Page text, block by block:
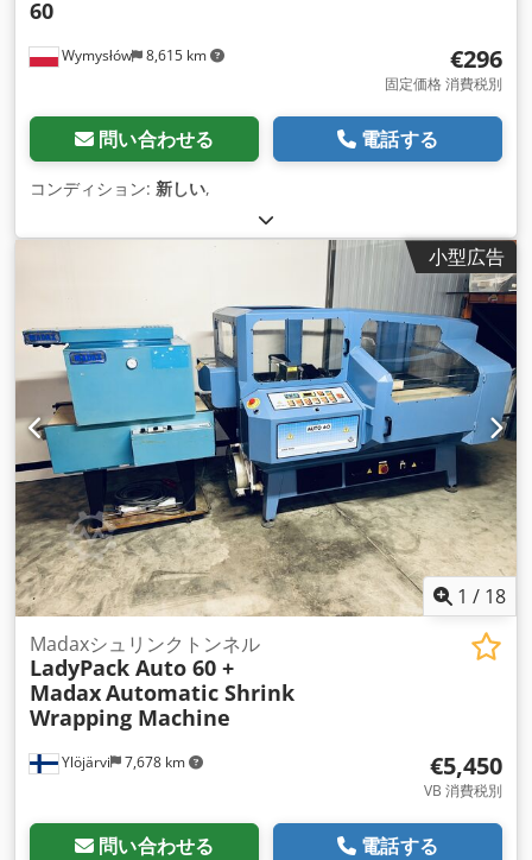
Wymysłów 8,615 km
60
€296
固定価格 消費税別
問い合わせる 電話する
コンディション: 新しい,
小型広告
1 / 18
Ylöjärvi 7,678 km
Madaxシュリンクトンネル
LadyPack Auto 60 +
MadaxAutomatic Shrink
Wrapping Machine
€5,450
VB 消費税別
問い合わせる 電話する